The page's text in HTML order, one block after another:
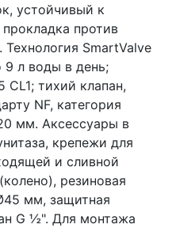
устойчивый к
против
Технология SmartValve
9 л воды в день;
CL1; тихий клапан,
NF, категория
мм. Аксессуары в
крепежи для
и сливной
резиновая
мм, защитная
G ½". Для монтажа